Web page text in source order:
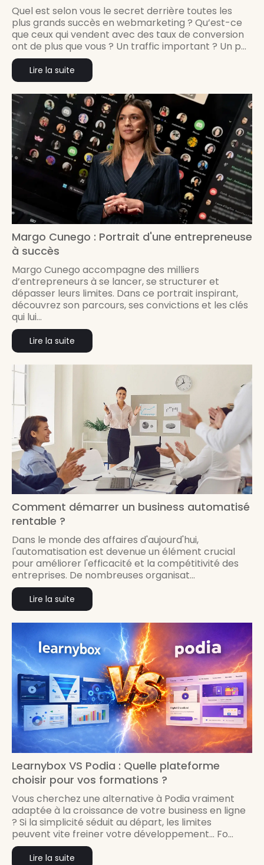
Quel est selon vous le secret derrière toutes les
plus grands succès en webmarketing ? Qu’est-ce
que ceux qui vendent avec des taux de conversion
ont de plus que vous ? Un traffic important ? Un p...
Lire la suite
Margo Cunego : Portrait d'une entrepreneuse
à succès
Margo Cunego accompagne des milliers
d’entrepreneurs à se lancer, se structurer et
dépasser leurs limites. Dans ce portrait inspirant,
découvrez son parcours, ses convictions et les clés
qui lui...
Lire la suite
Comment démarrer un business automatisé
rentable ?
Dans le monde des affaires d'aujourd'hui,
l'automatisation est devenue un élément crucial
pour améliorer l'efficacité et la compétitivité des
entreprises. De nombreuses organisat...
Lire la suite
Learnybox VS Podia : Quelle plateforme
choisir pour vos formations ?
Vous cherchez une alternative à Podia vraiment
adaptée à la croissance de votre business en ligne
? Si la simplicité séduit au départ, les limites
peuvent vite freiner votre développement... Fo...
Lire la suite